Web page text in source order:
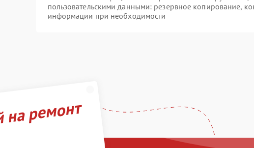
пользовательскими данными: резервное копирование,
информации при необходимости
ремонт